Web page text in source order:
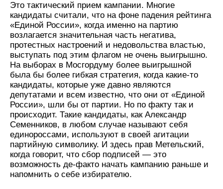
Это тактический прием кампании. Многие
кандидаты считали, что на фоне падения рейтинга
«Единой России», когда именно на партию
возлагается значительная часть негатива,
протестных настроений и недовольства властью,
выступать под этим флагом не очень выигрышно.
На выборах в Мосгордуму более выигрышной
была бы более гибкая стратегия, когда какие-то
кандидаты, которые уже давно являются
депутатами и всем известно, что они от «Единой
России», шли бы от партии. Но по факту так и
происходит. Такие кандидаты, как Александр
Семенников, в любом случае называют себя
единороссами, используют в своей агитации
партийную символику. И здесь прав Метельский,
когда говорит, что сбор подписей — это
возможность де-факто начать кампанию раньше и
напомнить о себе избирателю.